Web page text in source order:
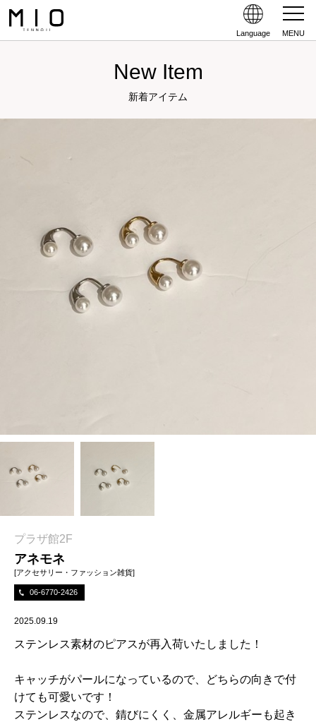
Language MENU
New Item
新着アイテム
プラザ館2F
アネモネ
[アクセサリー・ファッション雑貨]
06-6770-2426
2025.09.19
ステンレス素材のピアスが再入荷いたしました！
キャッチがパールになっているので、どちらの向きで付
けても可愛いです！
ステンレスなので、錆びにくく、金属アレルギーも起き